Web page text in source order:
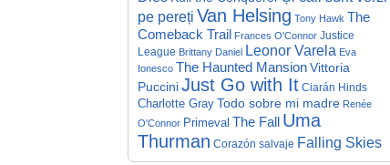
pe pereți Van Helsing Tony Hawk The
Comeback Trail Frances O'Connor Justice
League Brittany Daniel Leonor Varela Eva
Ionesco The Haunted MansionVittoria
PucciniJust Go with It Ciarán Hinds
Charlotte Gray Todo sobre mi madre Renée
O'Connor Primeval The Fall Uma
Thurman Corazón salvaje Falling Skies